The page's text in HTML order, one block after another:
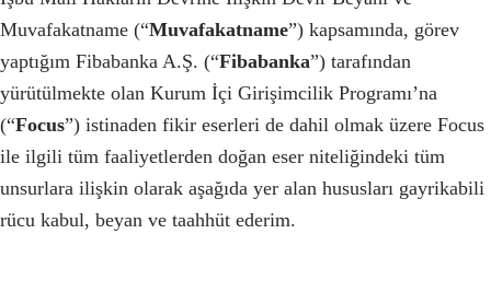
Muvafakatname (“Muvafakatname”) kapsamında, görev
yaptığım Fibabanka A.Ş. (“Fibabanka”) tarafından
yürütülmekte olan Kurum İçi Girişimcilik Programı’na
(“Focus”) istinaden fikir eserleri de dahil olmak üzere Focus
ile ilgili tüm faaliyetlerden doğan eser niteliğindeki tüm
unsurlara ilişkin olarak aşağıda yer alan hususları gayrikabili
rücu kabul, beyan ve taahhüt ederim.